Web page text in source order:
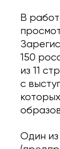
В
150
из 11
с
Один